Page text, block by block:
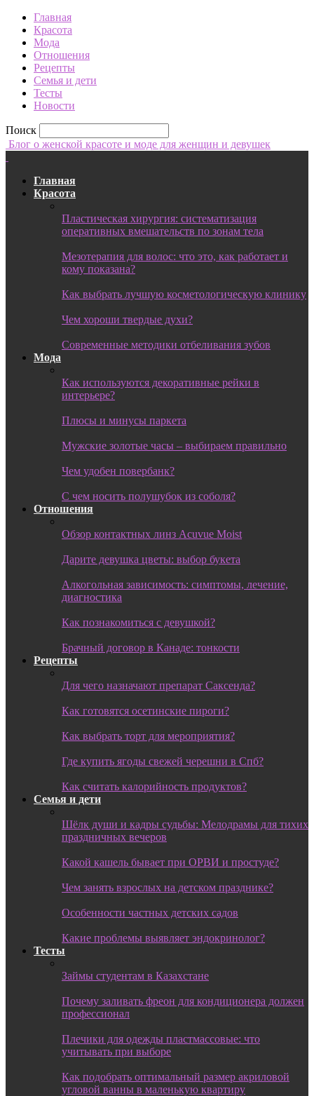
Главная
Красота
Мода
Отношения
Рецепты
Семья и дети
Тесты
Новости
Поиск
Блог о женской красоте и моде для женщин и девушек
Главная
Красота
Пластическая хирургия: систематизация
оперативных вмешательств по зонам тела
Мезотерапия для волос: что это, как работает и
кому показана?
Как выбрать лучшую косметологическую клинику
Чем хороши твердые духи?
Современные методики отбеливания зубов
Мода
Как используются декоративные рейки в
интерьере?
Плюсы и минусы паркета
Мужские золотые часы – выбираем правильно
Чем удобен повербанк?
С чем носить полушубок из соболя?
Отношения
Обзор контактных линз Acuvue Moist
Дарите девушка цветы: выбор букета
Алкогольная зависимость: симптомы, лечение,
диагностика
Как познакомиться с девушкой?
Брачный договор в Канаде: тонкости
Рецепты
Для чего назначают препарат Саксенда?
Как готовятся осетинские пироги?
Как выбрать торт для мероприятия?
Где купить ягоды свежей черешни в Спб?
Как считать калорийность продуктов?
Семья и дети
Шёлк души и кадры судьбы: Мелодрамы для тихих
праздничных вечеров
Какой кашель бывает при ОРВИ и простуде?
Чем занять взрослых на детском празднике?
Особенности частных детских садов
Какие проблемы выявляет эндокринолог?
Тесты
Займы студентам в Казахстане
Почему заливать фреон для кондиционера должен
профессионал
Плечики для одежды пластмассовые: что
учитывать при выборе
Как подобрать оптимальный размер акриловой
угловой ванны в маленькую квартиру